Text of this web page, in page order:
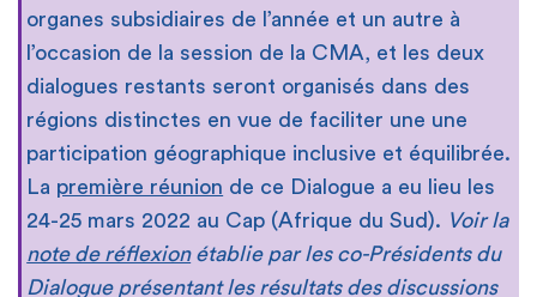
organes subsidiaires de l’année et un autre à
l’occasion de la session de la CMA, et les deux
dialogues restants seront organisés dans des
régions distinctes en vue de faciliter une une
participation géographique inclusive et équilibrée.
La première réunion de ce Dialogue a eu lieu les
24-25 mars 2022 au Cap (Afrique du Sud). Voir la
note de réflexionétablie par les co-Présidents du
Dialogue présentant les résultats des discussions